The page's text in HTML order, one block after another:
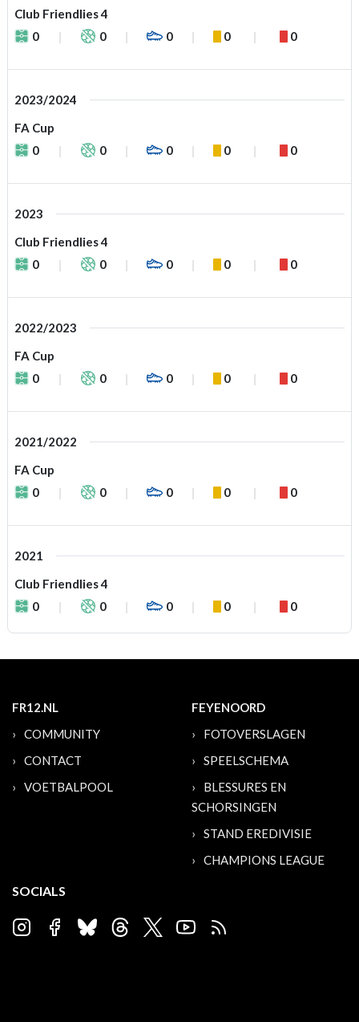
Club Friendlies 4
0
0 0 0 0
2023/2024
FA Cup
0
0 0 0 0
2023
Club Friendlies 4
0
0 0 0 0
2022/2023
FA Cup
0
0 0 0 0
2021/2022
FA Cup
0
0 0 0 0
2021
Club Friendlies 4
0
0 0 0 0
FR12.NL
COMMUNITY
CONTACT
VOETBALPOOL
FEYENOORD
FOTOVERSLAGEN
SPEELSCHEMA
BLESSURES EN
SCHORSINGEN
STAND EREDIVISIE
CHAMPIONS LEAGUE
SOCIALS